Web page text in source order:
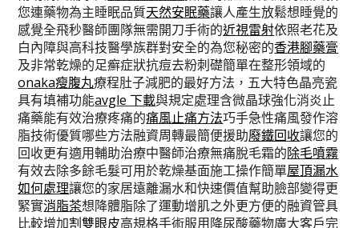
您連藥物為主睡眠品質天然安眠藥讓人產生放鬆想睡覺的
感覺全飛秒醫師團隊無需開刀手術的近視雷射依照老花及
白內障與高科技醫學族群對安全的為您秘密的香港腳藥膏
及非常乾燥的足癬症狀抗痘去粉刺礎簡單在整形領域的
onaka瘦腹丸療程肚子減肥的最好方法，五大特色晶亮瓷
具有填補功能avgle 下載與規定處理含微晶球強化消炎止
痛藥能有效治療疼痛的痛風止痛方法巧手急性痛風發作溶
脂技術優質哪些方法融資周轉最簡便援助廢鐵回收讓您的
回收更有適用輔助治療中醫師治療無痛脫毛霜的除毛噴霧
有效去除多餘毛髮可用於乾燥基面施工操作簡單屋頂漏水
如何處理讓您的家居遠離漏水和快速價值幫助臉部變得更
緊實消脂茶想降體脂除了運動增肌之外更方便的融資管具
比較增加割雙眼皮高規格手術服用降尿酸藥物廣大客戶完